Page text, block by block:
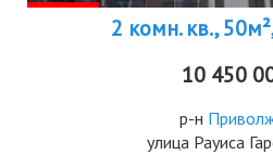
2 комн. кв.,
10 450
р-н
улица Рауиса